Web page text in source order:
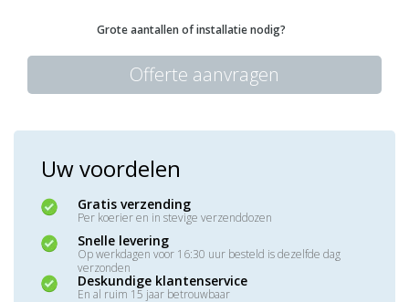
Grote aantallen of installatie nodig?
Offerte aanvragen
Uw voordelen
Gratis verzending
Per koerier en in stevige verzenddozen
Snelle levering
Op werkdagen voor 16:30 uur besteld is dezelfde dag
verzonden
Deskundige klantenservice
En al ruim 15 jaar betrouwbaar